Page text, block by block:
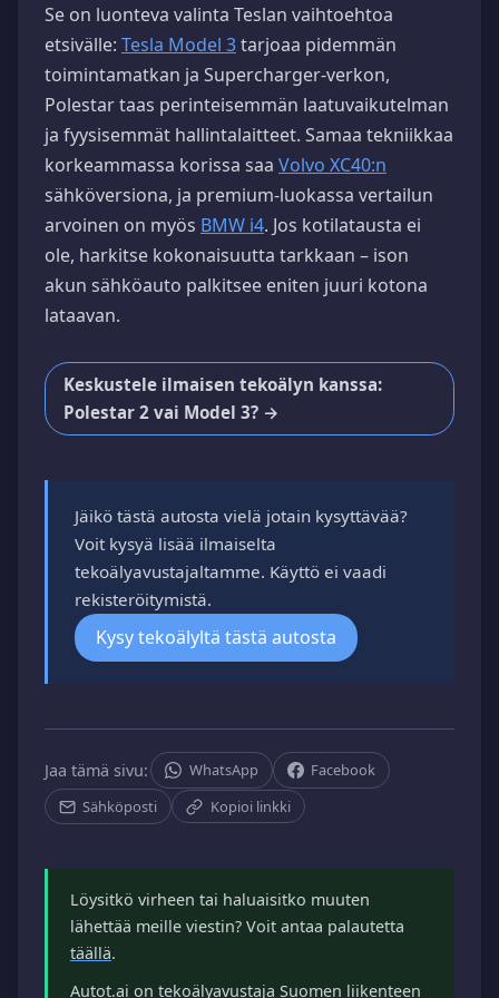
Se on luonteva valinta Teslan vaihtoehtoa
etsivälle: Tesla Model 3tarjoaa pidemmän
toimintamatkan ja Supercharger-verkon,
Polestar taas perinteisemmän laatuvaikutelman
ja fyysisemmät hallintalaitteet. Samaa tekniikkaa
korkeammassa korissa saa Volvo XC40:n
sähköversiona, ja premium-luokassa vertailun
arvoinen on myös BMW i4. Jos kotilatausta ei
ole, harkitse kokonaisuutta tarkkaan – ison
akun sähköauto palkitsee eniten juuri kotona
lataavan.
Keskustele ilmaisen tekoälyn kanssa:
Polestar 2 vai Model 3? →
Jäikö tästä autosta vielä jotain kysyttävää?
Voit kysyä lisää ilmaiselta
tekoälyavustajaltamme. Käyttö ei vaadi
rekisteröitymistä.
Kysy tekoälyltä tästä autosta
Jaa tämä sivu: WhatsApp
Facebook
Sähköposti
Kopioi linkki
Löysitkö virheen tai haluaisitko muuten
lähettää meille viestin? Voit antaa palautetta
täällä.
Autot.ai on tekoälyavustaja Suomen liikenteen